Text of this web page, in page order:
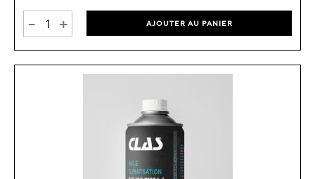
- + AJOUTER AU PANIER